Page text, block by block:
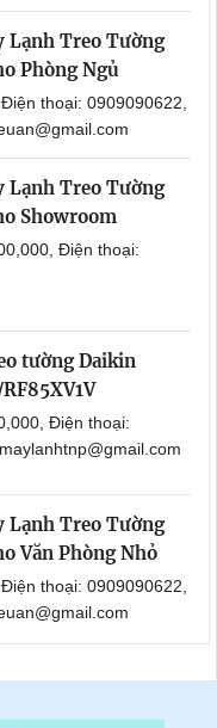
Lạnh Treo Tường
Phòng Ngủ
thoại: 0909090622,
Lạnh Treo Tường
Showroom
Điện thoại:
tường Daikin
Điện thoại:
Lạnh Treo Tường
Văn Phòng Nhỏ
thoại: 0909090622,